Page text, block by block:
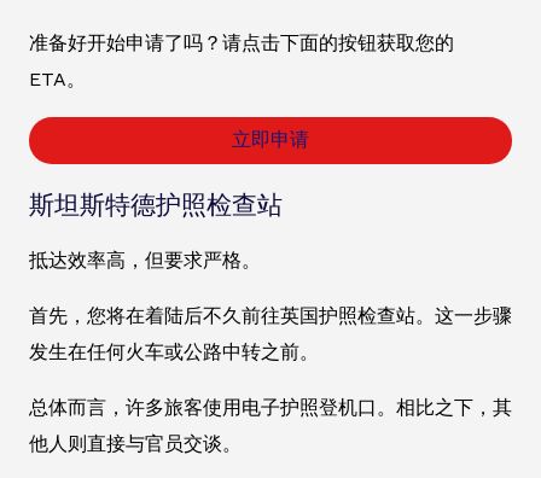
准备好开始申请了吗？请点击下面的按钮获取您的
ETA。
立即申请
斯坦斯特德护照检查站
抵达效率高，但要求严格。
首先，您将在着陆后不久前往英国护照检查站。这一步骤
发生在任何火车或公路中转之前。
总体而言，许多旅客使用电子护照登机口。相比之下，其
他人则直接与官员交谈。